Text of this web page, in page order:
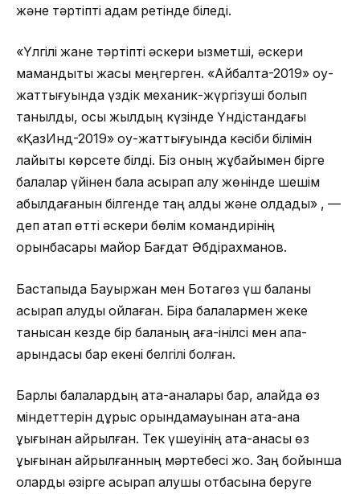
және тәртіпті адам ретінде біледі.
«Үлгілі жане тәртіпті әскери қызметші, әскери
мамандықты жақсы меңгерген. «Айбалта-2019» оқу-
жаттығуында үздік механик-жүргізуші болып
танылды, осы жылдың күзінде Үндістандағы
«ҚазИнд-2019» оқу-жаттығуында кәсіби білімін
лайықты көрсете білді. Біз оның жұбайымен бірге
балалар үйінен бала асырап алу жөнінде шешім
қабылдағанын білгенде таң қалдық және қолдадық» , —
деп атап өтті әскери бөлім командирінің
орынбасары майор Бағдат Әбдірахманов.
Бастапқыда Бауыржан мен Ботагөз үш баланы
асырап алуды ойлаған. Бірақ балалармен жеке
танысқан кезде бір баланың аға-інілсі мен апа-
қарындасы бар екені белгілі болған.
Барлық балалардың ата-аналары бар, алайда өз
міндеттерін дұрыс орындамауынан ата-ана
құқығынан айрылған. Тек үшеуінің ата-анасы өз
құқығынан айрылғанның мәртебесі жоқ. Заң бойынша
оларды әзірге асырап алушы отбасына беруге